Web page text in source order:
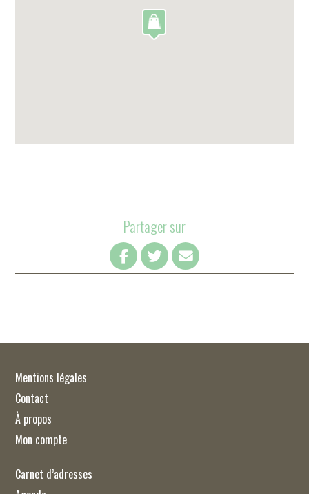
Partager sur
Mentions légales
Contact
À propos
Mon compte
Carnet d’adresses